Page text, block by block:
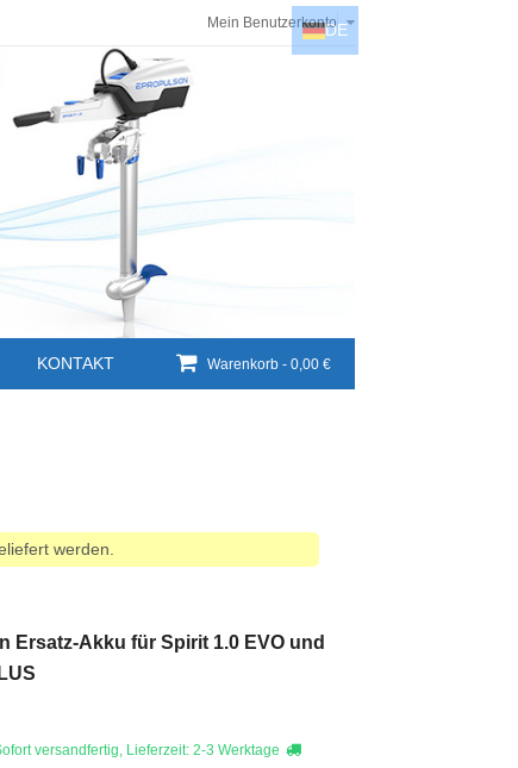
Mein Benutzerkonto
KONTAKT Warenkorb - 0,00 €
werden.
Ersatz-Akku für Spirit 1.0 EVO und
versandfertig, Lieferzeit: 2-3 Werktage
DE
NL